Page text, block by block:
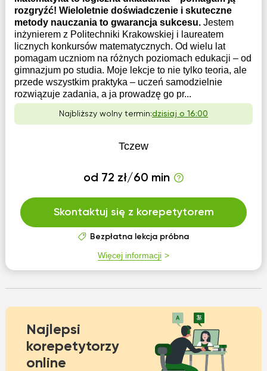
rozgryźć! Wieloletnie doświadczenie i skuteczne
metody nauczania to gwarancja sukcesu. Jestem
inżynierem z Politechniki Krakowskiej i laureatem
licznych konkursów matematycznych. Od wielu lat
pomagam uczniom na różnych poziomach edukacji – od
gimnazjum po studia. Moje lekcje to nie tylko teoria, ale
przede wszystkim praktyka – uczeń samodzielnie
rozwiązuje zadania, a ja prowadzę go pr...
Najbliższy wolny termin:dzisiaj o 16:00
Tczew
od 72 zł/60 min
Skontaktuj się z korepetytorem
Bezpłatna lekcja próbna
Więcej informacji
Najlepsi
korepetytorzy
online